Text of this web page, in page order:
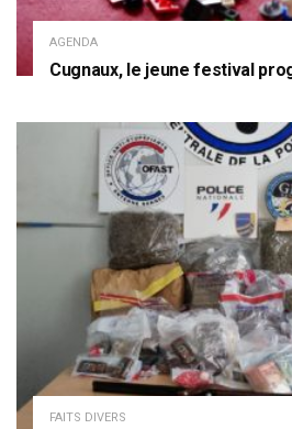
AGENDA
Cugnaux, le jeune festival
FAITS DIVERS